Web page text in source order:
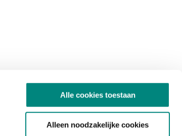
Alle cookies toestaan
Alleen noodzakelijke cookies